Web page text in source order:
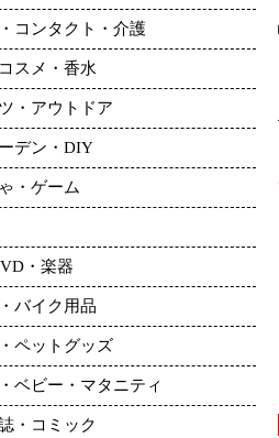
コンタクト・介護
スメ・香水
・アウトドア
デン・DIY
・ゲーム
・楽器
バイク用品
ペットグッズ
ベビー・マタニティ
・コミック